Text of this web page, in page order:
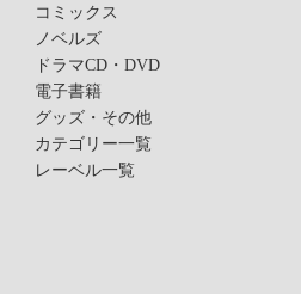
コミックス
ノベルズ
ドラマCD・DVD
電子書籍
グッズ・その他
カテゴリー一覧
レーベル一覧